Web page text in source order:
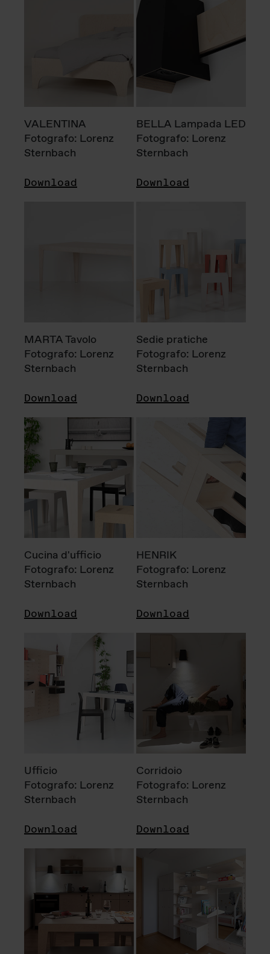
VALENTINA
Fotografo: Lorenz
Sternbach
Download
BELLA Lampada LED
Fotografo: Lorenz
Sternbach
Download
MARTA Tavolo
Fotografo: Lorenz
Sternbach
Download
Sedie pratiche
Fotografo: Lorenz
Sternbach
Download
Cucina d'ufficio
Fotografo: Lorenz
Sternbach
Download
HENRIK
Fotografo: Lorenz
Sternbach
Download
Ufficio
Fotografo: Lorenz
Sternbach
Download
Corridoio
Fotografo: Lorenz
Sternbach
Download